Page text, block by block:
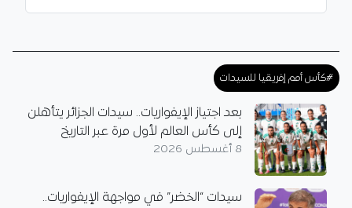
#كأس أمم إفريقيا للسيدات
بعد اجتياز الإيفواريات.. سيدات الجزائر يتأهلن
إلى كأس العالم لأول مرة عبر التاريخ
8 أغسطس 2026
سيدات “الخضر” في مواجهة الإيفواريات..